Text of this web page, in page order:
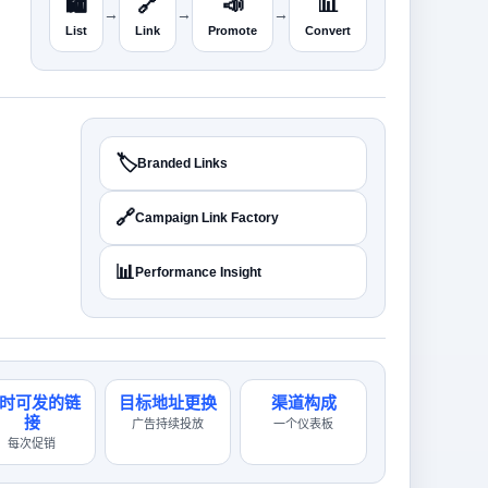
List
→
Link
→
Promote
→
Convert
🏷️Branded Links
🔗Campaign Link Factory
📊 Performance Insight
可发的链
接
每次促销
目标地址更换
广告持续投放
渠道构成
一个仪表板